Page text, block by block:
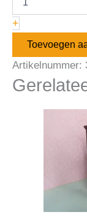
+
Toevoegen
Artikelnummer: